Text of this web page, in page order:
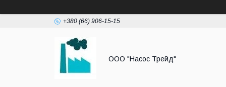
+380 (66) 906-15-15
ООО "Насос Трейд"